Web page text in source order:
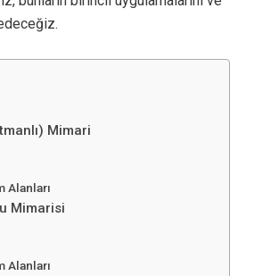
Mimari
Alanları
Mimarisi
Alanları